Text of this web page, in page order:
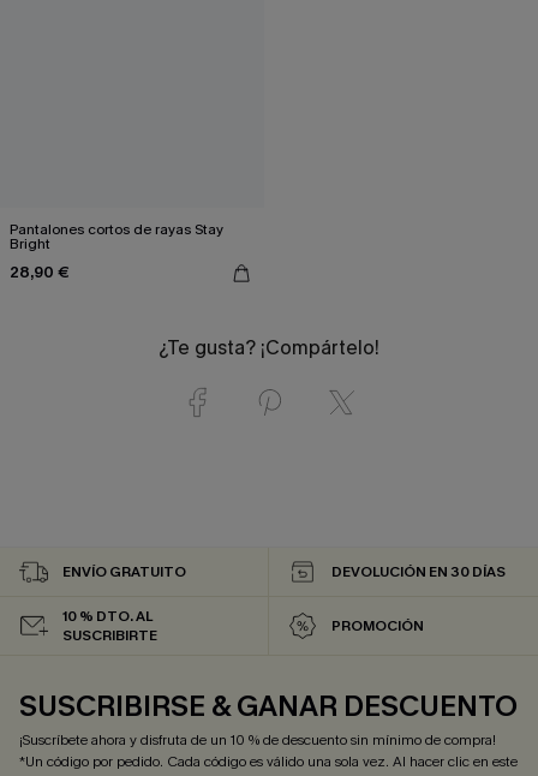
Pantalones cortos de rayas Stay
Bright
28,90 €
¿Te gusta? ¡Compártelo!
ENVÍO GRATUITO DEVOLUCIÓN EN 30 DÍAS
10 % DTO. AL
SUSCRIBIRTE
PROMOCIÓN
SUSCRIBIRSE & GANAR DESCUENTO
¡Suscríbete ahora y disfruta de un 10 % de descuento sin mínimo de compra!
*Un código por pedido. Cada código es válido una sola vez. Al hacer clic en este